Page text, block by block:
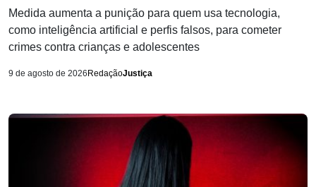
Medida aumenta a punição para quem usa tecnologia,
como inteligência artificial e perfis falsos, para cometer
crimes contra crianças e adolescentes
9 de agosto de 2026 RedaçãoJustiça